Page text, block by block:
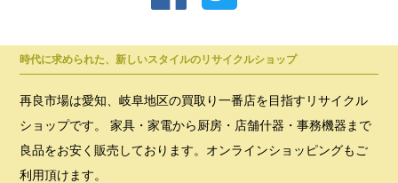
時代に求められた、新しいスタイルのリサイクルショップ
再良市場は愛知、岐阜地区の買取り一番店を目指すリサイクル
ショップです。 家具・家電から厨房・店舗什器・事務機器まで
良品をお安く販売しております。オンラインショッピングもご
利用頂けます。